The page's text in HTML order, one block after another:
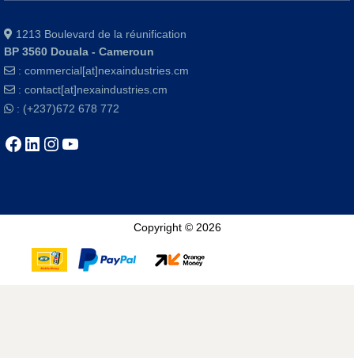
1213 Boulevard de la réunification
BP 3560 Douala - Cameroun
: commercial[at]nexaindustries.cm
: contact[at]nexaindustries.cm
: (+237)672 678 772
Copyright © 2026